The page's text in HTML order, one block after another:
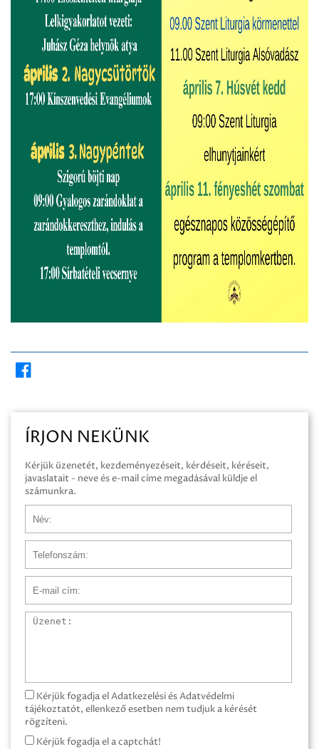
ÍRJON NEKÜNK
Kérjük üzenetét, kezdeményezéseit, kérdéseit, kéréseit,
javaslatait - neve és e-mail címe megadásával küldje el
számunkra.
Üzenet
Kérjük fogadja el Adatkezelési és Adatvédelmi
tájékoztatót, ellenkező esetben nem tudjuk a kérését
rögzíteni.
Kérjük fogadja el a captchát!